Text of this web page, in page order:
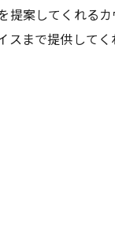
提案してくれる
まで提供してく